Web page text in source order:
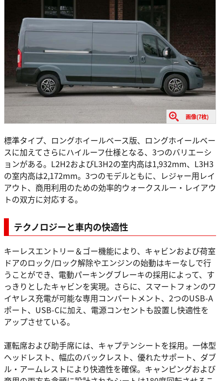
画像(7枚)
標準タイプ、ロングホイールベース版、ロングホイールベー
スに加えてさらにハイルーフ仕様となる、3つのバリエーシ
ョンがある。L2H2およびL3H2の室内高は1,932mm、L3H3
の室内高は2,172mm。3つのモデルともに、レジャー用レイ
アウト、商用利用のための効率的ウォークスルー・レイアウ
トの双方に対応する。
テクノロジーと車内の快適性
キーレスエントリー＆ゴー機能により、キャビンおよび荷室
ドアのロック/ロック解除やエンジンの始動はキーなしで行
うことができ、電動パーキングブレーキの採用によって、す
っきりとしたキャビンを実現。さらに、スマートフォンのワ
イヤレス充電が可能な専用コンパートメント、2つのUSB-A
ポート、USB-Cに加え、電源コンセントも設置し快適性を
アップさせている。
運転席および助手席には、キャプテンシートを採用。一体型
ヘッドレスト、幅広のバックレスト、優れたサポート、ダブ
ル・アームレストにより快適性を確保。キャンピングおよび